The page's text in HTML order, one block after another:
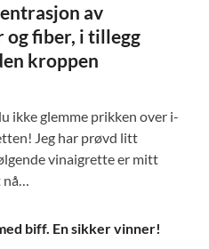
av
fiber, i tillegg
kroppen
ikke glemme prikken over i-
Jeg har prøvd litt
vinaigrette er mitt
nå…
biff. En sikker vinner!